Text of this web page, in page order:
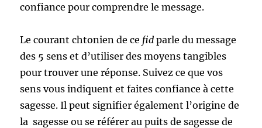
confiance pour comprendre le message.
Le courant chtonien de ce fid parle du message
des 5 sens et d’utiliser des moyens tangibles
pour trouver une réponse. Suivez ce que vos
sens vous indiquent et faites confiance à cette
sagesse. Il peut signifier également l’origine de
la sagesse ou se référer au puits de sagesse de